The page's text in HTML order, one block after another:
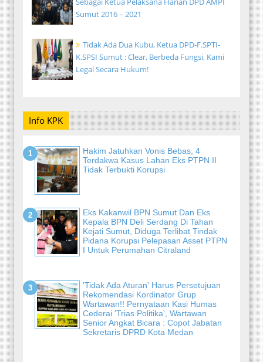
Sumut 2016 – 2021
Tidak Ada Dua Kubu, Ketua DPD-F.SPTI-
K.SPSI Sumut : Clear, Berbeda Fungsi, Kami
Legal Secara Hukum!
Info KPK
Hakim Jatuhkan Vonis Bebas, 4
Terdakwa Kasus Lahan Eks PTPN II
Tidak Terbukti Korupsi
Eks Kakanwil BPN Sumut Dan Eks
Kepala BPN Deli Serdang Di Tahan
Kejati Sumut, Diduga Terlibat Tindak
Pidana Korupsi Pelepasan Asset PTPN
I Untuk Perumahan Citraland
'Tidak Ada Aturan' Harus Persetujuan
Rekomendasi Kordinator Grup
Wartawan!! Pernyataan Kasi Humas
Cederai 'Trias Politika', Wartawan
Senior Angkat Bicara : Copot Jabatan
Sekretaris DPRD Kota Medan